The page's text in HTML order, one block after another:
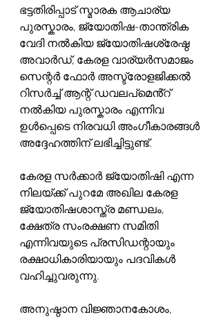
ഭട്ടതിരിപ്പാട് സ്മാരക ആചാര്യ
പുരസ്കാരം, ജ്യോതിഷ-താന്ത്രിക
വേദി നൽകിയ ജ്യോതിഷശ്രേഷ്ഠ
അവാർഡ്, കേരള വാര്യർസമാജം
സെന്റർ ഫോർ അസ്ട്രോളജിക്കൽ
റിസർച്ച് ആന്റ് ഡവലപ്മെൻ്റ്
നൽകിയ പുരസ്കാരം എന്നിവ
ഉൾപ്പെടെ നിരവധി അംഗീകാരങ്ങൾ
അദ്ദേഹത്തിന് ലഭിച്ചിട്ടുണ്ട്.
കേരള സർക്കാർ ജ്യോതിഷി എന്ന
നിലയ്ക്ക് പുറമേ അഖില കേരള
ജ്യോതിഷശാസ്ത്ര മണ്ഡലം,
ക്ഷേത്ര സംരക്ഷണ സമിതി
എന്നിവയുടെ പ്രസിഡന്റായും
രക്ഷാധികാരിയായും പദവികൾ
വഹിച്ചുവരുന്നു.
അനുഷ്ഠാന വിജ്ഞാനകോശം,